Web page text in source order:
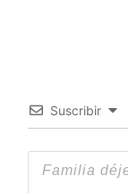
Suscribir